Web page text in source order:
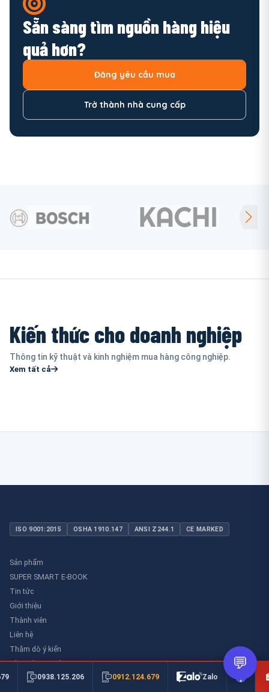
Sẵn sàng tìm nguồn hàng hiệu
quả hơn?
Đăng yêu cầu mua
Trở thành nhà cung cấp
Kiến thức cho doanh nghiệp
Thông tin kỹ thuật và kinh nghiệm mua hàng công nghiệp.
Xem tất cả
ISO 9001:2015 OSHA 1910.147 ANSI Z244.1 CE MARKED
Sản phẩm
SUPER SMART E-BOOK
Tin tức
Giới thiệu
Thành viên
Liên hệ
Thăm dò ý kiến
Thư viên an toàn
0938.125.206 0912.124.679 Zalo
💬